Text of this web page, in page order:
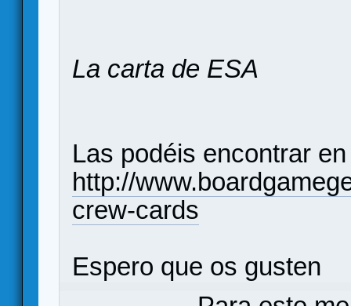
La carta de ESA
Las podéis encontrar
http://
crew-cards
Espero que os gusten